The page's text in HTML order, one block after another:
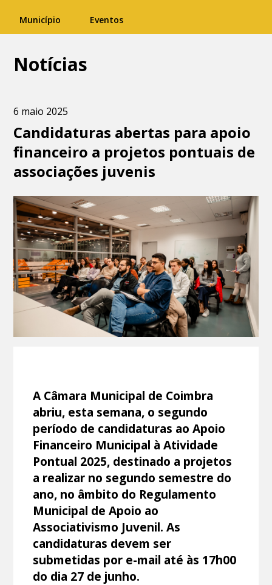
Município Eventos
Notícias
6 maio 2025
Candidaturas abertas para apoio
financeiro a projetos pontuais de
associações juvenis
A Câmara Municipal de Coimbra
abriu, esta semana, o segundo
período de candidaturas ao Apoio
Financeiro Municipal à Atividade
Pontual 2025, destinado a projetos
a realizar no segundo semestre do
ano, no âmbito do Regulamento
Municipal de Apoio ao
Associativismo Juvenil. As
candidaturas devem ser
submetidas por e-mail até às 17h00
do dia 27 de junho.